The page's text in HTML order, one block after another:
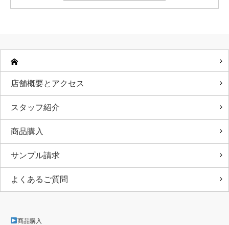
店舗概要とアクセス
スタッフ紹介
商品購入
サンプル請求
よくあるご質問
商品購入